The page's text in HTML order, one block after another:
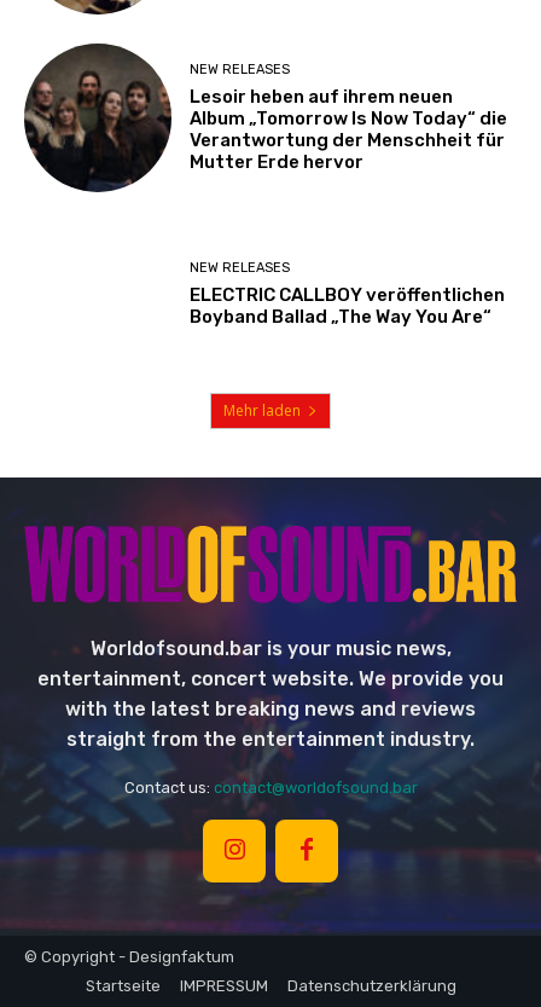
NEW RELEASES
Lesoir heben auf ihrem neuen
Album „Tomorrow Is Now Today“ die
Verantwortung der Menschheit für
Mutter Erde hervor
NEW RELEASES
ELECTRIC CALLBOY veröffentlichen
Boyband Ballad „The Way You Are“
Mehr laden
Worldofsound.bar is your music news,
entertainment, concert website. We provide you
with the latest breaking news and reviews
straight from the entertainment industry.
Contact us: contact@worldofsound.bar
© Copyright - Designfaktum
Startseite
IMPRESSUM Datenschutzerklärung